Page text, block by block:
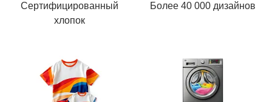
Сертифицированный
хлопок
Более 40 000 дизайнов